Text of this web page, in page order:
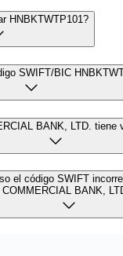
HNBKTWTP101?
SWIFT/BIC
BANK, LTD. tiene
el código SWIFT
COMMERCIAL BANK,